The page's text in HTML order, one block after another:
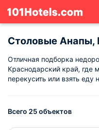
Столовые Анапы,
Отличная подборка
Краснодарский край, где
перекусить или взять еду
Всего 25 объектов